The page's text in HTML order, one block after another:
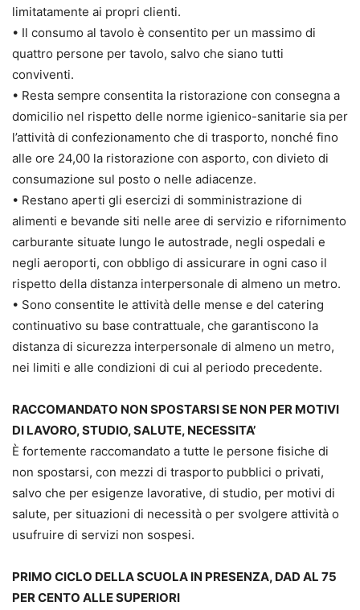
limitatamente ai propri clienti.
• Il consumo al tavolo è consentito per un massimo di
quattro persone per tavolo, salvo che siano tutti
conviventi.
• Resta sempre consentita la ristorazione con consegna a
domicilio nel rispetto delle norme igienico-sanitarie sia per
l’attività di confezionamento che di trasporto, nonché fino
alle ore 24,00 la ristorazione con asporto, con divieto di
consumazione sul posto o nelle adiacenze.
• Restano aperti gli esercizi di somministrazione di
alimenti e bevande siti nelle aree di servizio e rifornimento
carburante situate lungo le autostrade, negli ospedali e
negli aeroporti, con obbligo di assicurare in ogni caso il
rispetto della distanza interpersonale di almeno un metro.
• Sono consentite le attività delle mense e del catering
continuativo su base contrattuale, che garantiscono la
distanza di sicurezza interpersonale di almeno un metro,
nei limiti e alle condizioni di cui al periodo precedente.
RACCOMANDATO NON SPOSTARSI SE NON PER MOTIVI
DI LAVORO, STUDIO, SALUTE, NECESSITA’
È fortemente raccomandato a tutte le persone fisiche di
non spostarsi, con mezzi di trasporto pubblici o privati,
salvo che per esigenze lavorative, di studio, per motivi di
salute, per situazioni di necessità o per svolgere attività o
usufruire di servizi non sospesi.
PRIMO CICLO DELLA SCUOLA IN PRESENZA, DAD AL 75
PER CENTO ALLE SUPERIORI